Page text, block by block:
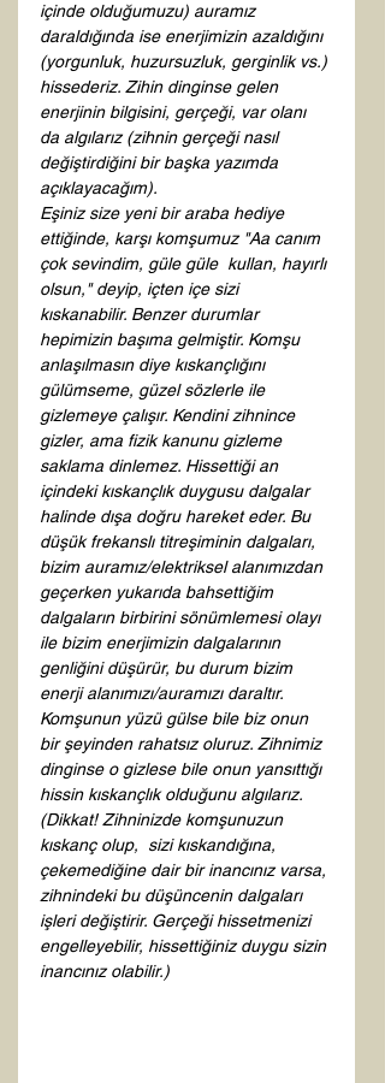
içinde olduğumuzu) auramız
daraldığında ise enerjimizin azaldığını
(yorgunluk, huzursuzluk, gerginlik vs.)
hissederiz. Zihin dinginse gelen
enerjinin bilgisini, gerçeği, var olanı
da algılarız (zihnin gerçeği nasıl
değiştirdiğini bir başka yazımda
açıklayacağım).
Eşiniz size yeni bir araba hediye
ettiğinde, karşı komşumuz "Aa canım
çok sevindim, güle güle  kullan, hayırlı
olsun," deyip, içten içe sizi
kıskanabilir. Benzer durumlar
hepimizin başıma gelmiştir. Komşu
anlaşılmasın diye kıskançlığını
gülümseme, güzel sözlerle ile
gizlemeye çalışır. Kendini zihnince
gizler, ama fizik kanunu gizleme
saklama dinlemez. Hissettiği an
içindeki kıskançlık duygusu dalgalar
halinde dışa doğru hareket eder. Bu
düşük frekanslı titreşiminin dalgaları,
bizim auramız/elektriksel alanımızdan
geçerken yukarıda bahsettiğim
dalgaların birbirini sönümlemesi olayı
ile bizim enerjimizin dalgalarının
genliğini düşürür, bu durum bizim
enerji alanımızı/auramızı daraltır.
Komşunun yüzü gülse bile biz onun
bir şeyinden rahatsız oluruz. Zihnimiz
dinginse o gizlese bile onun yansıttığı
hissin kıskançlık olduğunu algılarız.
(Dikkat! Zihninizde komşunuzun
kıskanç olup,  sizi kıskandığına,
çekemediğine dair bir inancınız varsa,
zihnindeki bu düşüncenin dalgaları
işleri değiştirir. Gerçeği hissetmenizi
engelleyebilir, hissettiğiniz duygu sizin
inancınız olabilir.)